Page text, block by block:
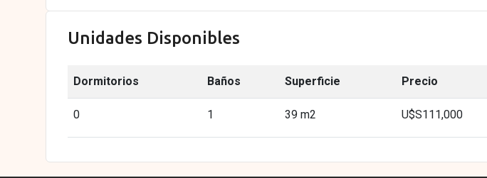
Unidades Disponibles
Dormitorios Baños Superficie Precio
0 1 39 m2 U$S111,000